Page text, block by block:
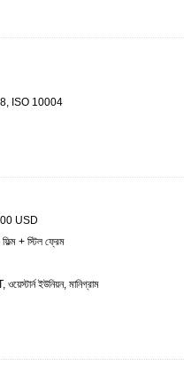
ISO 10004
USD
+ স্টিল ফ্রেম
ইউনিয়ন, মানিগ্রাম